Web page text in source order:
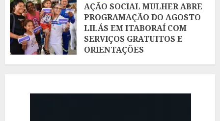
AÇÃO SOCIAL MULHER ABRE
PROGRAMAÇÃO DO AGOSTO
LILÁS EM ITABORAÍ COM
SERVIÇOS GRATUITOS E
ORIENTAÇÕES